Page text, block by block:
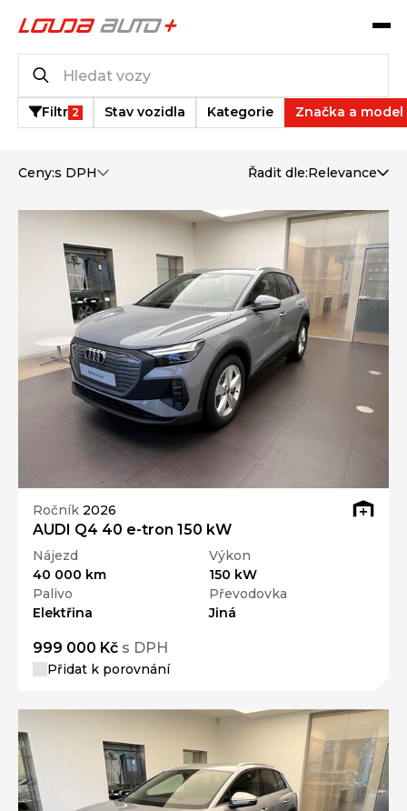
Filtr 2 Stav vozidla Kategorie Značka a model
Ceny:s DPH Řadit dle:Relevance
Ročník 2026
AUDI Q4 40 e-tron 150 kW
Nájezd
40 000 km
Výkon
150 kW
Palivo
Elektřina
Převodovka
Jiná
999 000 Kč s DPH
Přidat k porovnání